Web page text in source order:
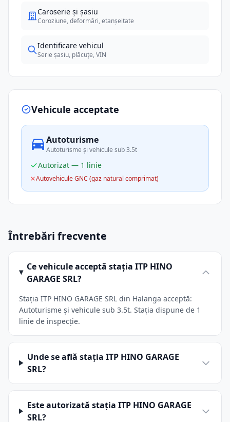
Caroserie și șasiu
Coroziune, deformări, etanșeitate
Identificare vehicul
Serie șasiu, plăcuțe, VIN
Vehicule acceptate
Autoturisme
Autoturisme și vehicule sub 3.5t
Autorizat — 1 linie
Autovehicule GNC (gaz natural comprimat)
Întrebări frecvente
Ce vehicule acceptă stația ITP HINO
GARAGE SRL?
Stația ITP HINO GARAGE SRL din Halanga acceptă:
Autoturisme și vehicule sub 3.5t. Stația dispune de 1
linie de inspecție.
Unde se află stația ITP HINO GARAGE
SRL?
Este autorizată stația ITP HINO GARAGE
SRL?